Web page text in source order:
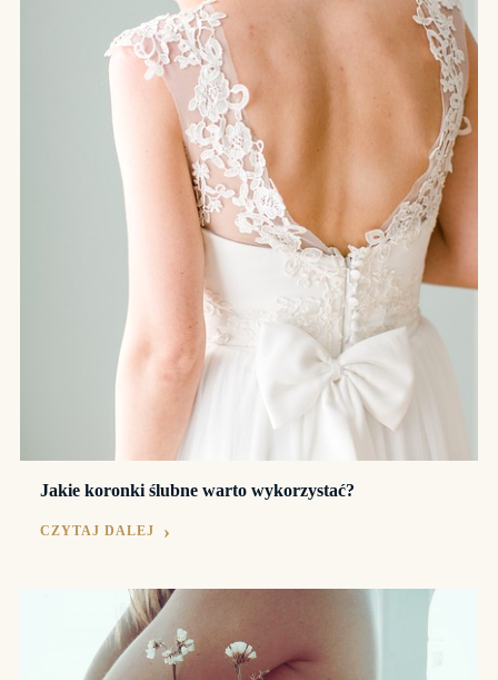
Jakie koronki ślubne warto wykorzystać?
CZYTAJ DALEJ